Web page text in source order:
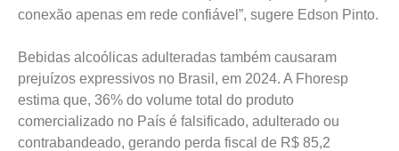
conexão apenas em rede confiável”, sugere Edson Pinto.
Bebidas alcoólicas adulteradas também causaram
prejuízos expressivos no Brasil, em 2024. A Fhoresp
estima que, 36% do volume total do produto
comercializado no País é falsificado, adulterado ou
contrabandeado, gerando perda fiscal de R$ 85,2